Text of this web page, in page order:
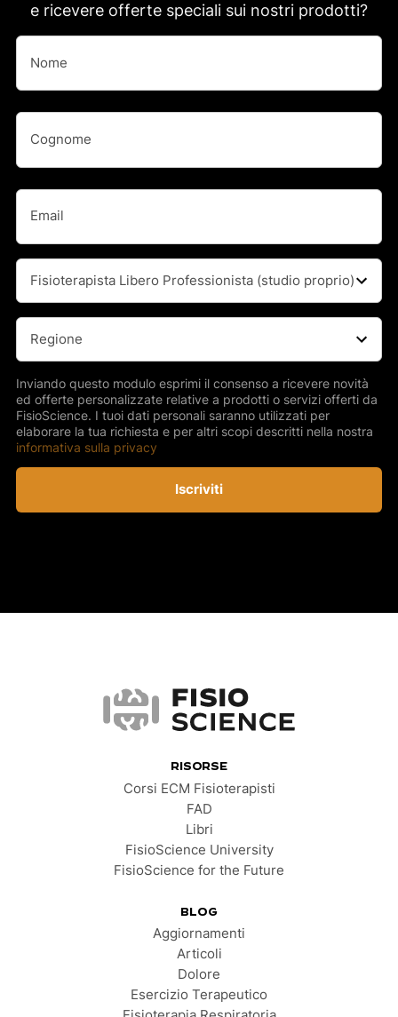
e ricevere offerte speciali sui nostri prodotti?
Nome
Nome
Email
Professione
Regione
Inviando questo modulo esprimi il consenso a ricevere novità
ed offerte personalizzate relative a prodotti o servizi offerti da
FisioScience. I tuoi dati personali saranno utilizzati per
elaborare la tua richiesta e per altri scopi descritti nella nostra
informativa sulla privacy
Iscriviti
FisioScience
RISORSE
Corsi ECM Fisioterapisti
FAD
Libri
FisioScience University
FisioScience for the Future
BLOG
Aggiornamenti
Articoli
Dolore
Esercizio Terapeutico